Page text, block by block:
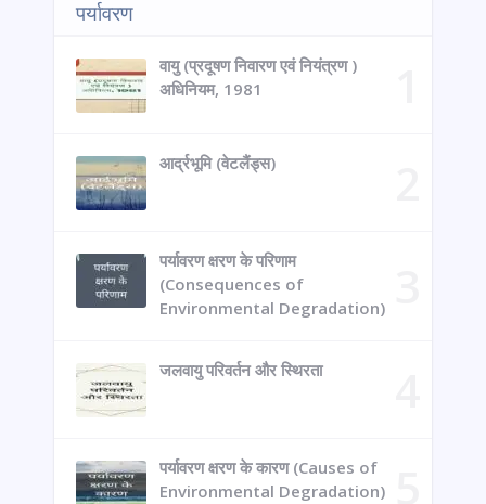
पर्यावरण
वायु (प्रदूषण निवारण एवं नियंत्रण )
अधिनियम, 1981
आर्द्रभूमि (वेटलैंड्स)
पर्यावरण क्षरण के परिणाम
(Consequences of
Environmental Degradation)
जलवायु परिवर्तन और स्थिरता
पर्यावरण क्षरण के कारण (Causes of
Environmental Degradation)